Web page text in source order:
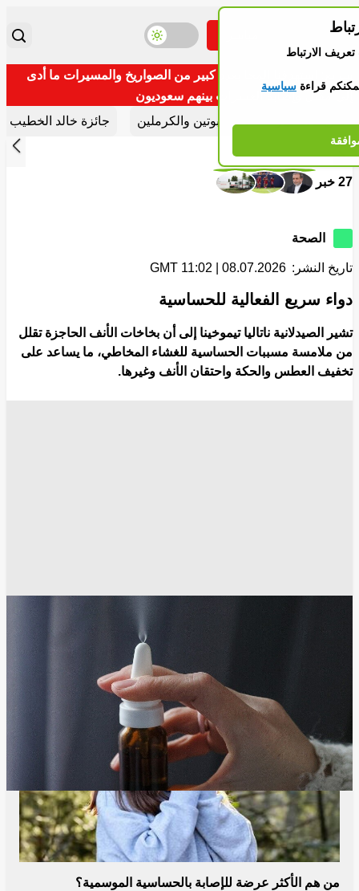
الارتباط
قراءةسياسية
تبديل موضوع اللون
سريع: استهدفنا المخا بعدد كبير من الصواريخ والمسيرات ما أدى
إلى مقتل وإصابة العشرات بينهم سعوديون
أخبار بوتين والكرملين جائزة خالد الخطيب
إلى
Stories
27 خبر
الصحة
تاريخ النشر: 08.07.2026 | 11:02 GMT
دواء سريع الفعالية للحساسية
تشير الصيدلانية ناتاليا تيموخينا إلى أن بخاخات الأنف الحاجزة تقلل
من ملامسة مسببات الحساسية للغشاء المخاطي، ما يساعد على
تخفيف العطس والحكة واحتقان الأنف وغيرها.
Bulkin Sergey
من هم الأكثر عرضة للإصابة بالحساسية الموسمية؟